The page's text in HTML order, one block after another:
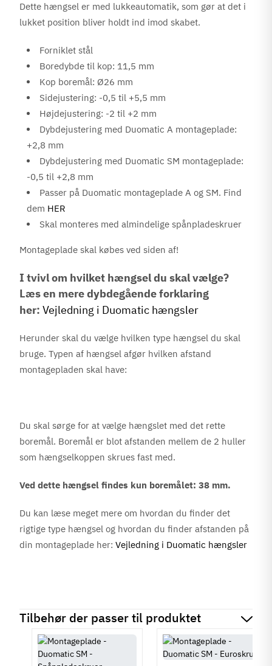
Dette hængsel er med lukkeautomatik, som gør at det i
lukket position bliver holdt ind imod skabet.
Forniklet stål
Boredybde til kop: 11,5 mm
Kop boremål: Ø26 mm
Sidejustering: -0,5 til +5,5 mm
Højdejustering: -2 til +2 mm
Dybdejustering med Duomatic A montageplade:
+2,8 mm
Dybdejustering med Duomatic SM montageplade:
-0,5 til +2,8 mm
Passer på Duomatic montageplade A og SM. Find
dem HER
Skal monteres med almindelige spånpladeskruer
Montageplade skal købes ved siden af!
I tvivl om hvilket hængsel du skal vælge?
Læs en mere dybdegående forklaring
her: Vejledning i Duomatic hængsler
Herunder skal du vælge hvilken type hængsel du skal
bruge. Typen af hængsel afgør hvilken afstand
montagepladen skal have:
Du skal sørge for at vælge hængslet med det rette
boremål. Boremål er blot afstanden mellem de 2 huller
som hængselkoppen skrues fast med.
Ved dette hængsel findes kun boremålet: 38 mm.
Du kan læse meget mere om hvordan du finder det
rigtige type hængsel og hvordan du finder afstanden på
din montageplade her:Vejledning i Duomatic hængsler
Tilbehør der passer til produktet